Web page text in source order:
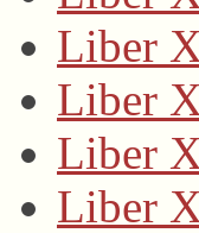
Liber
Liber
Liber
Liber